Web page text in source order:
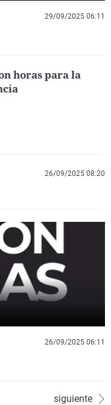
29/09/2025 06:11
horas para la
26/09/2025 08:20
26/09/2025 06:11
siguiente